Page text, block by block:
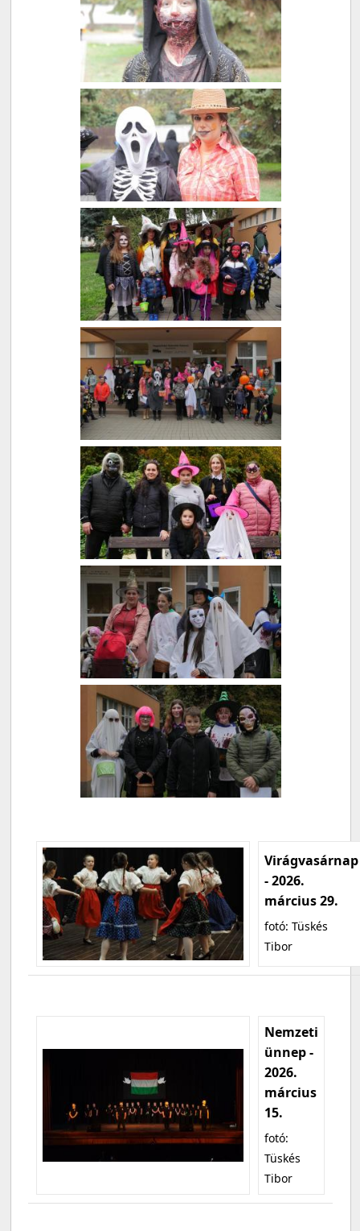
Virágvasárnap
- 2026.
március 29.
fotó: Tüskés
Tibor
Nemzeti
ünnep -
2026.
március
15.
fotó:
Tüskés
Tibor